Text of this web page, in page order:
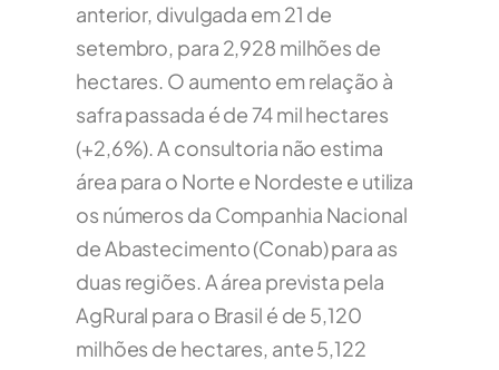
anterior, divulgada em 21 de
setembro, para 2,928 milhões de
hectares. O aumento em relação à
safra passada é de 74 mil hectares
(+2,6%). A consultoria não estima
área para o Norte e Nordeste e utiliza
os números da Companhia Nacional
de Abastecimento (Conab) para as
duas regiões. A área prevista pela
AgRural para o Brasil é de 5,120
milhões de hectares, ante 5,122